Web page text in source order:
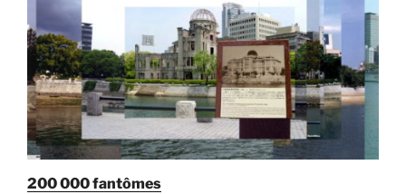
200 000 fantômes